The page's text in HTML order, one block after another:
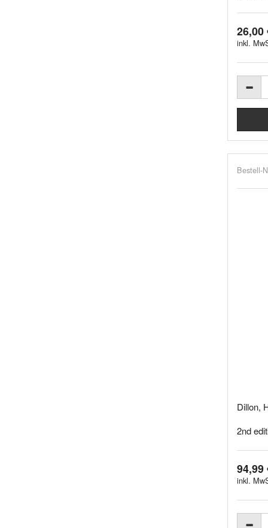
26,00
inkl.
Bestell-
Dillon,
2nd
94,99
inkl.